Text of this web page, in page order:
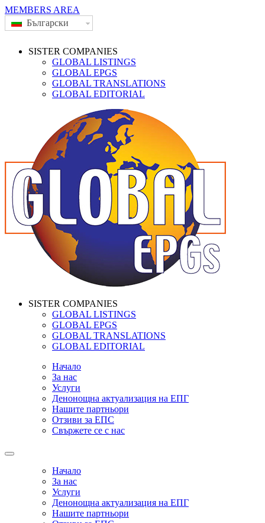
MEMBERS AREA
Български
SISTER COMPANIES
GLOBAL LISTINGS
GLOBAL EPGS
GLOBAL TRANSLATIONS
GLOBAL EDITORIAL
SISTER COMPANIES
GLOBAL LISTINGS
GLOBAL EPGS
GLOBAL TRANSLATIONS
GLOBAL EDITORIAL
Начало
За нас
Услуги
Денонощна актуализация на ЕПГ
Нашите партньори
Отзиви за ЕПС
Свържете се с нас
Начало
За нас
Услуги
Денонощна актуализация на ЕПГ
Нашите партньори